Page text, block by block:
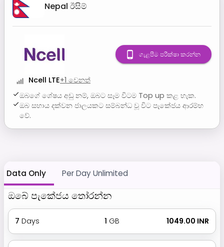
Nepal ඊසිම්
Ncell LTE+1 වෙනත්
ඔබගේ ශේෂය අඩු නම්, ඔබට සෑම විටම Top up කළ හැක.
ඔබ සහාය දක්වන ජාලයකට සම්බන්ධ වූ විට පැකේජය ආරම්භ
වේ.
ගැළපීම පරීක්ෂා කරන්න
Data Only Per Day Unlimited
ඔබේ පැකේජය තෝරන්න
7 Days 1 GB ₹ 1049.00 INR